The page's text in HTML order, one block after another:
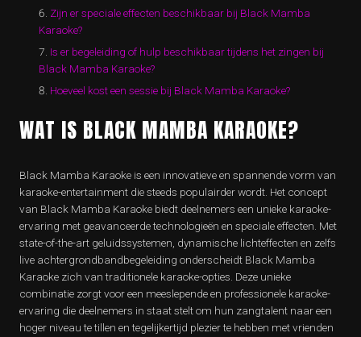
Zijn er speciale effecten beschikbaar bij Black Mamba
Karaoke?
Is er begeleiding of hulp beschikbaar tijdens het zingen bij
Black Mamba Karaoke?
Hoeveel kost een sessie bij Black Mamba Karaoke?
WAT IS BLACK MAMBA KARAOKE?
Black Mamba Karaoke is een innovatieve en spannende vorm van
karaoke-entertainment die steeds populairder wordt. Het concept
van Black Mamba Karaoke biedt deelnemers een unieke karaoke-
ervaring met geavanceerde technologieën en speciale effecten. Met
state-of-the-art geluidssystemen, dynamische lichteffecten en zelfs
live achtergrondbandbegeleiding onderscheidt Black Mamba
Karaoke zich van traditionele karaoke-opties. Deze unieke
combinatie zorgt voor een meeslepende en professionele karaoke-
ervaring die deelnemers in staat stelt om hun zangtalent naar een
hoger niveau te tillen en tegelijkertijd plezier te hebben met vrienden